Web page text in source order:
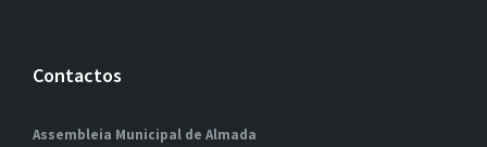
Contactos
Assembleia Municipal de Almada